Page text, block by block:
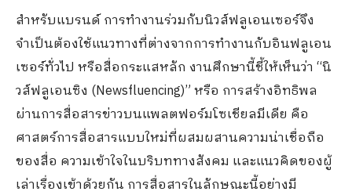
สำหรับแบรนด์ การทำงานร่วมกับนิวส์ฟลูเอนเซอร์จึง
จำเป็นต้องใช้แนวทางที่ต่างจากการทำงานกับอินฟลูเอน
เซอร์ทั่วไป หรือสื่อกระแสหลัก งานศึกษานี้ชี้ให้เห็นว่า “นิ
วส์ฟลูเอนซิง (Newsfluencing)”หรือ การสร้างอิทธิพล
ผ่านการสื่อสารข่าวบนแพลตฟอร์มโซเชียลมีเดีย คือ
ศาสตร์การสื่อสารแบบใหม่ที่ผสมผสานความน่าเชื่อถือ
ของสื่อ ความเข้าใจในบริบททางสังคม และแนวคิดของผู้
เล่าเรื่องเข้าด้วยกัน การสื่อสารในลักษณะนี้อย่างมี